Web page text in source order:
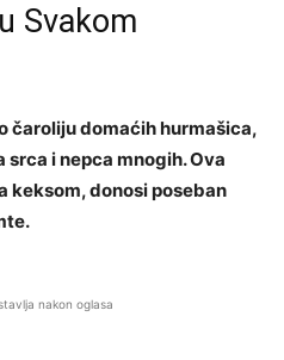
Svakom
čaroliju domaćih hurmašica,
i nepca mnogih. Ova
keksom, donosi poseban
nakon oglasa